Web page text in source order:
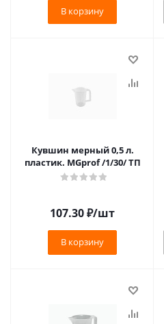
В корзину
Кувшин мерный 0,5 л.
пластик. MGprof /1/30/ ТП
107.30₽/шт
В корзину